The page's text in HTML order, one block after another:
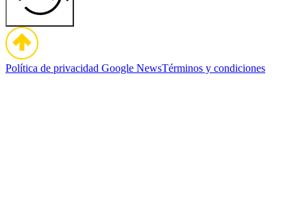
Política de privacidad Google NewsTérminos y condiciones